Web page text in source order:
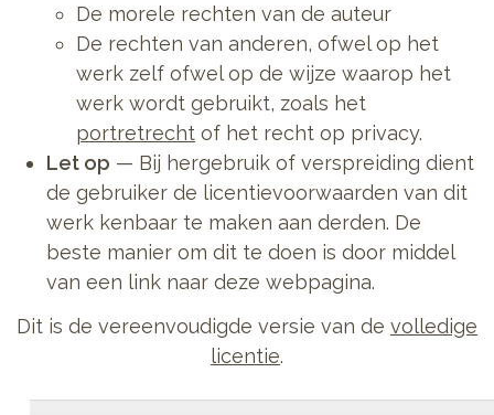
De morele rechten van de auteur
De rechten van anderen, ofwel op het
werk zelf ofwel op de wijze waarop het
werk wordt gebruikt, zoals het
portretrecht of het recht op privacy.
Let op — Bij hergebruik of verspreiding dient
de gebruiker de licentievoorwaarden van dit
werk kenbaar te maken aan derden. De
beste manier om dit te doen is door middel
van een link naar deze webpagina.
Dit is de vereenvoudigde versie van de volledige
licentie.